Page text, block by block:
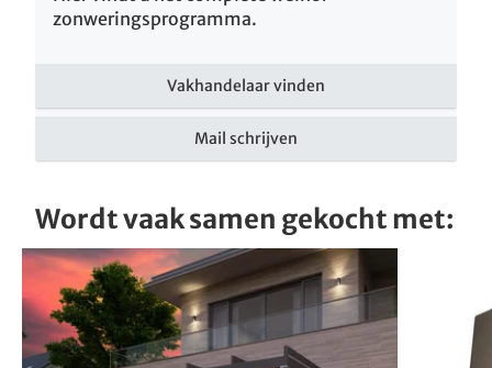
zonweringsprogramma.
Vakhandelaar vinden
Mail schrijven
Wordt vaak samen gekocht met: